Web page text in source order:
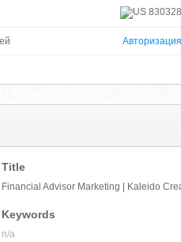
830328
Авторизация
Title
Financial Advisor Marketing | Kaleido
Keywords
n/a